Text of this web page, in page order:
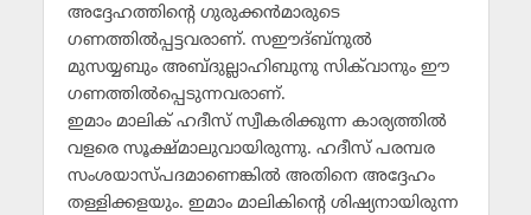
അദ്ദേഹത്തിന്റെ ഗുരുക്കന്‍മാരുടെ
ഗണത്തില്‍പ്പട്ടവരാണ്. സഈദ്ബ്‌നുല്‍
മുസയ്യബും അബ്ദുല്ലാഹിബുനു സിക്‌വാനും ഈ
ഗണത്തില്‍പ്പെടുന്നവരാണ്.
ഇമാം മാലിക് ഹദീസ് സ്വീകരിക്കുന്ന കാര്യത്തില്‍
വളരെ സൂക്ഷ്മാലുവായിരുന്നു. ഹദീസ് പരമ്പര
സംശയാസ്പദമാണെങ്കില്‍ അതിനെ അദ്ദേഹം
തള്ളിക്കളയും. ഇമാം മാലികിന്റെ ശിഷ്യനായിരുന്ന